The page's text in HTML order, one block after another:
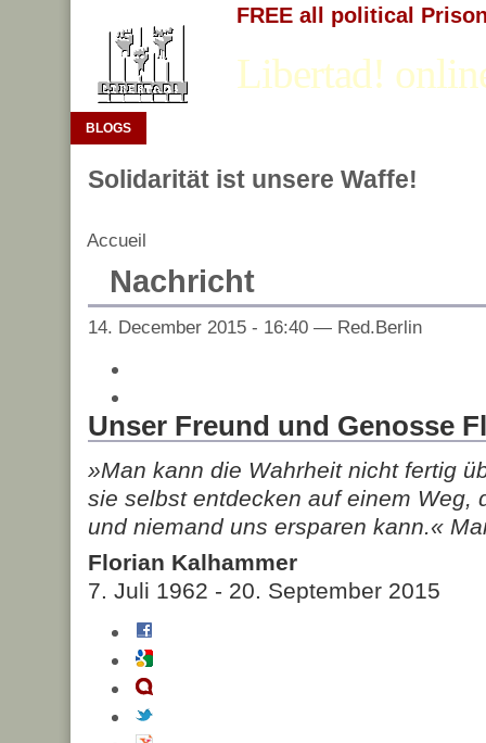
FREE all political
Libertad!
BLOGS
Solidarität ist unsere Waffe!
Accueil
Nachricht
14. December 2015 - 16:40 — Red.Berlin
Unser Freund und Genosse
»Man kann die Wahrheit nicht fertig
sie selbst entdecken auf einem Weg,
und niemand uns ersparen kann.«
Florian Kalhammer
7. Juli 1962 - 20. September 2015